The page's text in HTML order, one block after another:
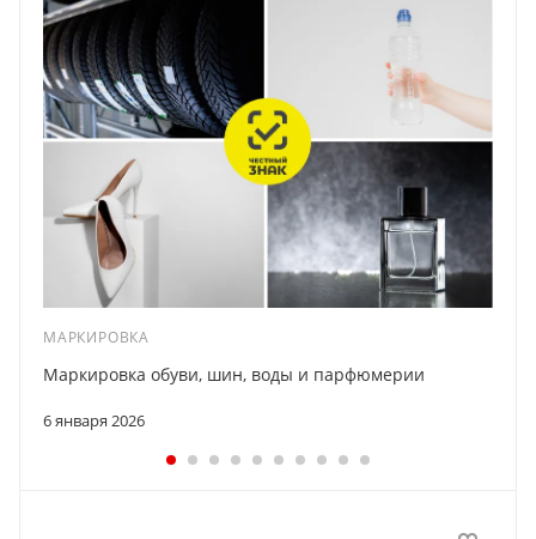
МАРКИРОВКА
6 января 2026
Маркировка обуви, шин, воды и парфюмерии